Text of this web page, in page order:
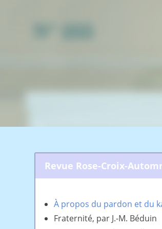
Revue Rose-Croix-
À propos du pardon et du
Fraternité, par J.-M. Béduin